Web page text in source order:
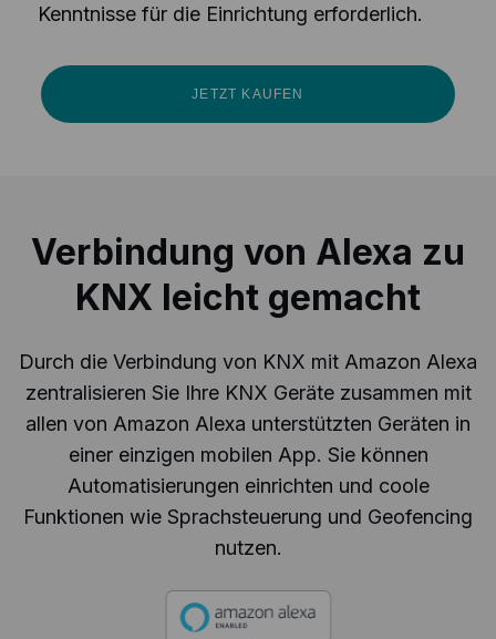
Kenntnisse für die Einrichtung erforderlich.
JETZT KAUFEN
Verbindung von Alexa zu
KNX leicht gemacht
Durch die Verbindung von KNX mit Amazon Alexa
zentralisieren Sie Ihre KNX Geräte zusammen mit
allen von Amazon Alexa unterstützten Geräten in
einer einzigen mobilen App. Sie können
Automatisierungen einrichten und coole
Funktionen wie Sprachsteuerung und Geofencing
nutzen.